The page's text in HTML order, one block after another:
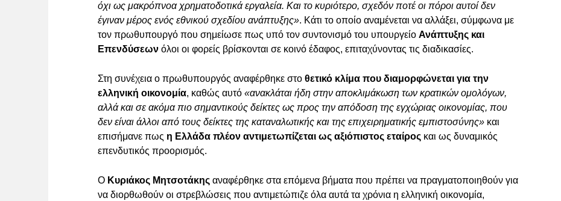
όχι ως μακρόπνοα χρηματοδοτικά εργαλεία. Και το κυριότερο, σχεδόν ποτέ οι πόροι αυτοί δεν
έγιναν μέρος ενός εθνικού σχεδίου ανάπτυξης». Κάτι το οποίο αναμένεται να αλλάξει, σύμφωνα με
τον πρωθυπουργό που σημείωσε πως υπό τον συντονισμό του υπουργείο Ανάπτυξης και
Επενδύσεων όλοι οι φορείς βρίσκονται σε κοινό έδαφος, επιταχύνοντας τις διαδικασίες.
Στη συνέχεια ο πρωθυπουργός αναφέρθηκε στο θετικό κλίμα που διαμορφώνεται για την
ελληνική οικονομία, καθώς αυτό «ανακλάται ήδη στην αποκλιμάκωση των κρατικών ομολόγων,
αλλά και σε ακόμα πιο σημαντικούς δείκτες ως προς την απόδοση της εγχώριας οικονομίας, που
δεν είναι άλλοι από τους δείκτες της καταναλωτικής και της επιχειρηματικής εμπιστοσύνης» και
επισήμανε πως η Ελλάδα πλέον αντιμετωπίζεται ως αξιόπιστος εταίρος και ως δυναμικός
επενδυτικός προορισμός.
Ο Κυριάκος Μητσοτάκης αναφέρθηκε στα επόμενα βήματα που πρέπει να πραγματοποιηθούν για
να διορθωθούν οι στρεβλώσεις που αντιμετώπιζε όλα αυτά τα χρόνια η ελληνική οικονομία,